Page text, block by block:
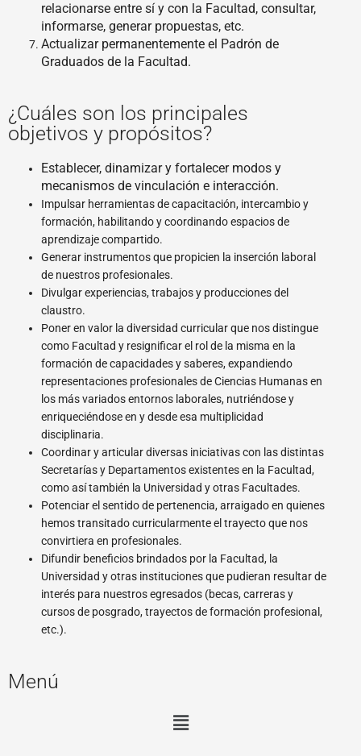
relacionarse entre sí y con la Facultad, consultar,
informarse, generar propuestas, etc.
Actualizar permanentemente el Padrón de
Graduados de la Facultad.
¿Cuáles son los principales
objetivos y propósitos?
Establecer, dinamizar y fortalecer modos y
mecanismos de vinculación e interacción.
Impulsar herramientas de capacitación, intercambio y
formación, habilitando y coordinando espacios de
aprendizaje compartido.
Generar instrumentos que propicien la inserción laboral
de nuestros profesionales.
Divulgar experiencias, trabajos y producciones del
claustro.
Poner en valor la diversidad curricular que nos distingue
como Facultad y resignificar el rol de la misma en la
formación de capacidades y saberes, expandiendo
representaciones profesionales de Ciencias Humanas en
los más variados entornos laborales, nutriéndose y
enriqueciéndose en y desde esa multiplicidad
disciplinaria.
Coordinar y articular diversas iniciativas con las distintas
Secretarías y Departamentos existentes en la Facultad,
como así también la Universidad y otras Facultades.
Potenciar el sentido de pertenencia, arraigado en quienes
hemos transitado curricularmente el trayecto que nos
convirtiera en profesionales.
Difundir beneficios brindados por la Facultad, la
Universidad y otras instituciones que pudieran resultar de
interés para nuestros egresados (becas, carreras y
cursos de posgrado, trayectos de formación profesional,
etc.).
Menú
Menú